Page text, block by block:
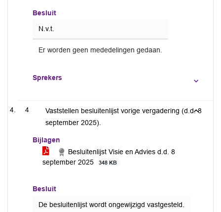
Besluit
N.v.t.
Er worden geen mededelingen gedaan.
Sprekers
4
Vaststellen besluitenlijst vorige vergadering (d.d. 8
september 2025).
Bijlagen
Besluitenlijst Visie en Advies d.d. 8
september 2025
348 KB
Besluit
De besluitenlijst wordt ongewijzigd vastgesteld.